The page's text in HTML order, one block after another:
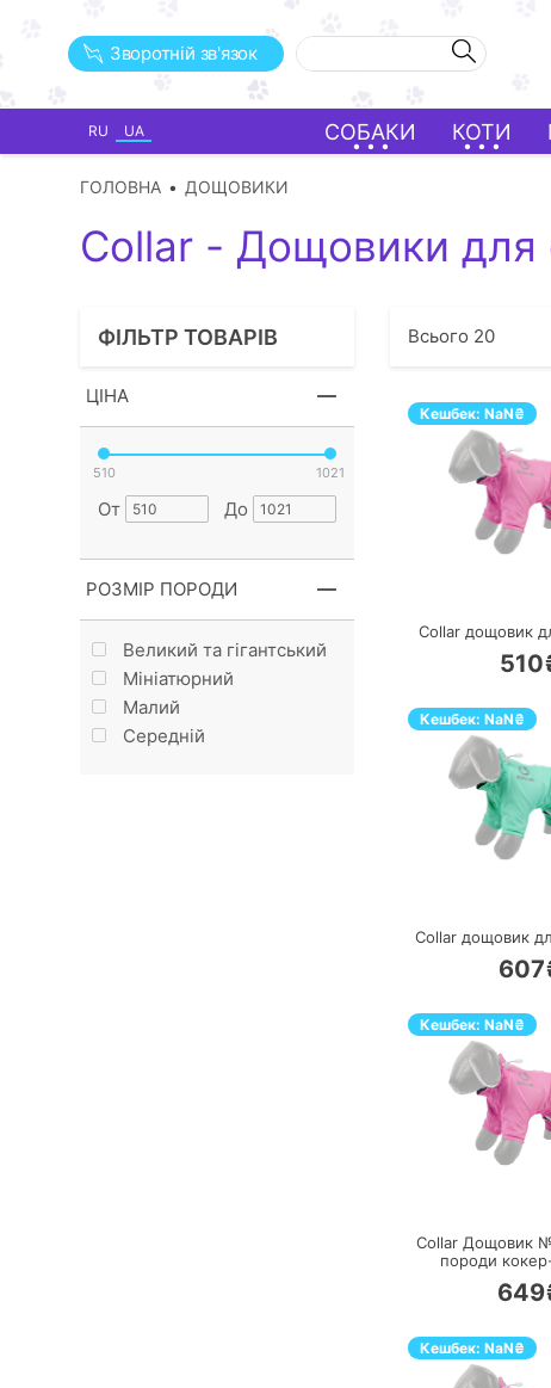
Зворотній зв'язок
RU UA СОБАКИ КОТИ
ГОЛОВНА ДОЩОВИКИ
Collar - Дощовики для
ФІЛЬТР ТОВАРІВ
ЦІНА
510 1021
От До
РОЗМІР ПОРОДИ
Великий та гігантський
Мініатюрний
Малий
Середній
Всього 20
Кешбек: NaN₴
Collar дощовик
Кешбек: NaN₴
Collar дощовик
Кешбек: NaN₴
Collar Дощовик
породи
Кешбек: NaN₴